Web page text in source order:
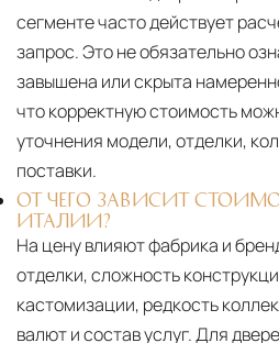
сегменте часто действует
запрос. Это не обязательно
завышена или скрыта
что корректную стоимость
уточнения модели, отделки,
поставки.
ОТ ЧЕГО ЗАВИСИТ
ИТАЛИИ?
На цену влияют фабрика и
отделки, сложность
кастомизации, редкость
валют и состав услуг. Для